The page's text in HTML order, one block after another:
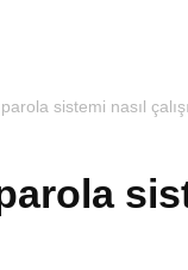
sistemi nasıl